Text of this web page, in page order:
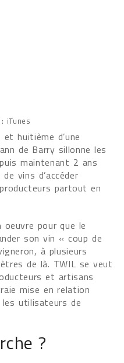
iTunes
huitième d’une
de Barry sillonne les
maintenant 2 ans
vins d’accéder
partout en
pour que le
son vin « coup de
à plusieurs
de là. TWIL se veut
et artisans
mise en relation
utilisateurs de
?